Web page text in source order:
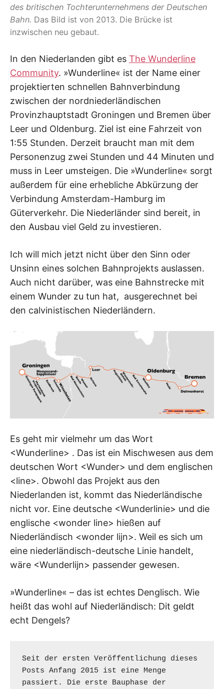
des britischen Tochterunternehmens der Deutschen
Bahn. Das Bild ist von 2013. Die Brücke ist
inzwischen neu gebaut.
In den Niederlanden gibt es The Wunderline
Community. »Wunderline« ist der Name einer
projektierten schnellen Bahnverbindung
zwischen der nordniederländischen
Provinzhauptstadt Groningen und Bremen über
Leer und Oldenburg. Ziel ist eine Fahrzeit von
1:55 Stunden. Derzeit braucht man mit dem
Personenzug zwei Stunden und 44 Minuten und
muss in Leer umsteigen. Die »Wunderline« sorgt
außerdem für eine erhebliche Abkürzung der
Verbindung Amsterdam-Hamburg im
Güterverkehr. Die Niederländer sind bereit, in
den Ausbau viel Geld zu investieren.
Ich will mich jetzt nicht über den Sinn oder
Unsinn eines solchen Bahnprojekts auslassen.
Auch nicht darüber, was eine Bahnstrecke mit
einem Wunder zu tun hat, ausgerechnet bei
den calvinistischen Niederländern.
Es geht mir vielmehr um das Wort
<Wunderline> . Das ist ein Mischwesen aus dem
deutschen Wort <Wunder> und dem englischen
<line>. Obwohl das Projekt aus den
Niederlanden ist, kommt das Niederländische
nicht vor. Eine deutsche <Wunderlinie> und die
englische <wonder line> hießen auf
Niederländisch <wonder lijn>. Weil es sich um
eine niederländisch-deutsche Linie handelt,
wäre <Wunderlijn> passender gewesen.
»Wunderline« – das ist echtes Denglisch. Wie
heißt das wohl auf Niederländisch: Dit geldt
echt Dengels?
Seit der ersten Veröffentlichung dieses
Posts Anfang 2015 ist eine Menge
passiert. Die erste Bauphase der